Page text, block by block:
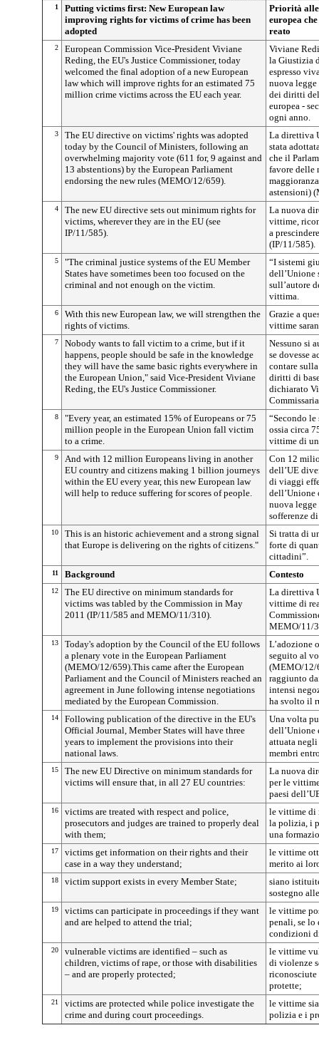
1
Putting victims first: New European law
improving rights for victims of crime has been
adopted
Priorità alle
europea
reato
2
European Commission Vice-President Viviane
Reding, the EU's Justice Commissioner, today
welcomed the final adoption of a new European
law which will improve rights for an estimated 75
million crime victims across the EU each year.
Viviane
la Giustizia
espresso
nuova legge
dei diritti
europea -
ogni anno.
3
The EU directive on victims' rights was adopted
today by the Council of Ministers, following an
overwhelming majority vote (611 for, 9 against and
13 abstentions) by the European Parliament
endorsing the new rules (MEMO/12/659).
La direttiva
stata
che il
favore delle
astensioni)
4
The new EU directive sets out minimum rights for
victims, wherever they are in the EU (see
IP/11/585).
La nuova
vittime,
a
(IP/11/585).
5
"The criminal justice systems of the EU Member
States have sometimes been too focused on the
criminal and not enough on the victim.
“I sistemi
dell’Unione
sull’autore
vittima.
6
With this new European law, we will strengthen the
rights of victims.
Grazie a
vittime
7
Nobody wants to fall victim to a crime, but if it
happens, people should be safe in the knowledge
they will have the same basic rights everywhere in
the European Union," said Vice-President Viviane
Reding, the EU's Justice Commissioner.
Nessuno si
se dovesse
contare
diritti di
dichiarato
8
"Every year, an estimated 15% of Europeans or 75
million people in the European Union fall victim
to a crime.
“Secondo
ossia circa
vittime di
9
And with 12 million Europeans living in another
EU country and citizens making 1 billion journeys
within the EU every year, this new European law
will help to reduce suffering for scores of people.
Con 12
dell’UE
di viaggi
dell’Unione
nuova
sofferenze
10
This is an historic achievement and a strong signal
that Europe is delivering on the rights of citizens."
Si tratta di
forte di
cittadini”.
11 Background Contesto
12
The EU directive on minimum standards for
victims was tabled by the Commission in May
2011 (IP/11/585 and MEMO/11/310).
La direttiva
vittime di
MEMO/11/
13
Today's adoption by the Council of the EU follows
a plenary vote in the European Parliament
(MEMO/12/659).This came after the European
Parliament and the Council of Ministers reached an
agreement in June following intense negotiations
mediated by the European Commission.
L’adozione
seguito al
(MEMO/12/
raggiunto
intensi
ha svolto il
14
Following publication of the directive in the EU's
Official Journal, Member States will have three
years to implement the provisions into their
national laws.
Una volta
dell’Unione
attuata
membri
15
The new EU Directive on minimum standards for
victims will ensure that, in all 27 EU countries:
La nuova
per le
paesi
16
victims are treated with respect and police,
prosecutors and judges are trained to properly deal
with them;
le vittime di
la polizia, i
una
17
victims get information on their rights and their
case in a way they understand;
le vittime
merito ai
18 victim support exists in every Member State;
siano
sostegno
19
victims can participate in proceedings if they want
and are helped to attend the trial;
le vittime
penali, se lo
condizioni
20
vulnerable victims are identified – such as
children, victims of rape, or those with disabilities
– and are properly protected;
le vittime
di violenze
riconosciute
protette;
21
victims are protected while police investigate the
crime and during court proceedings.
le vittime
polizia e i